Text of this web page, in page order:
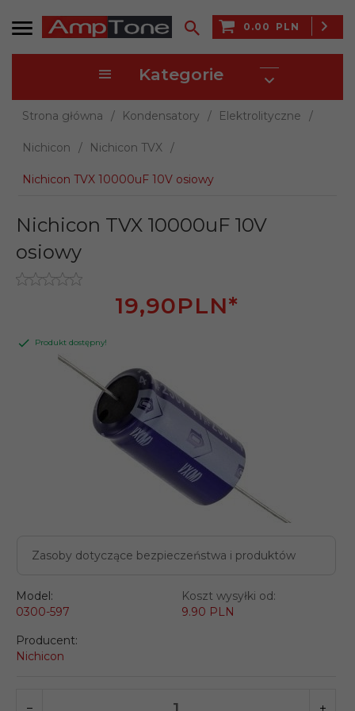
0.00 PLN
Kategorie
Strona główna Kondensatory Elektrolityczne
Nichicon Nichicon TVX
Nichicon TVX 10000uF 10V osiowy
Zasoby dotyczące bezpieczeństwa i produktów
Nichicon TVX 10000uF 10V
osiowy
19,90PLN*
Produkt dostępny!
Model:
0300-597
Koszt wysyłki od:
9.90 PLN
Producent:
Nichicon